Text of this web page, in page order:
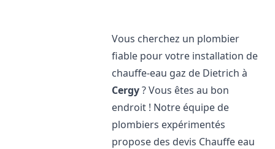
Vous cherchez un plombier
fiable pour votre installation de
chauffe-eau gaz de Dietrich à
Cergy? Vous êtes au bon
endroit ! Notre équipe de
plombiers expérimentés
propose des devis Chauffe eau